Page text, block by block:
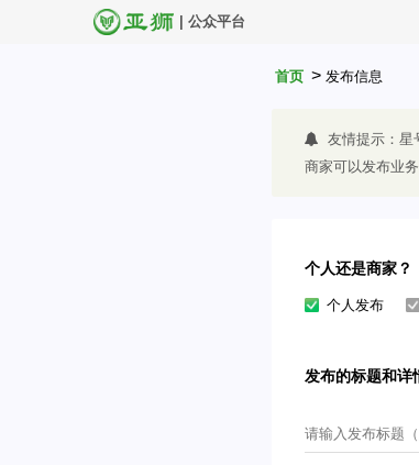
| 公众平台
首页 > 发布信息
友情提示：星
商家可以发布业
个人还是商家？
个人发布
发布的标题和详